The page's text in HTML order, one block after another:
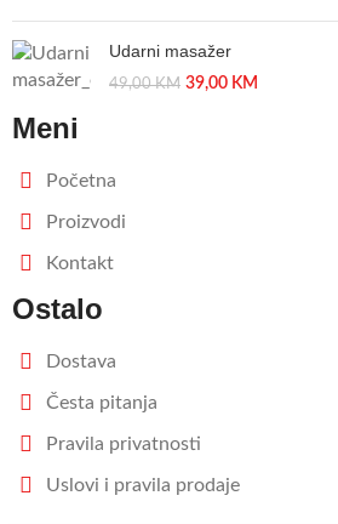
Udarni masažer
49,00KM 39,00 KM
Meni
Početna
Proizvodi
Kontakt
Ostalo
Dostava
Česta pitanja
Pravila privatnosti
Uslovi i pravila prodaje